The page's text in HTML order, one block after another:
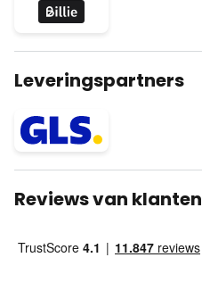
Leveringspartners
Reviews van klanten